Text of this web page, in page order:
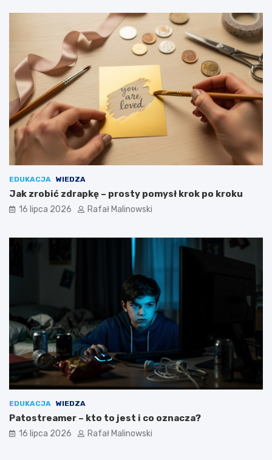
EDUKACJA WIEDZA
Jak zrobić zdrapkę – prosty pomysł krok po kroku
16 lipca 2026 Rafał Malinowski
EDUKACJA WIEDZA
Patostreamer – kto to jest i co oznacza?
16 lipca 2026 Rafał Malinowski